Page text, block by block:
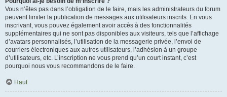
Vous n’êtes pas dans l’obligation de le faire, mais les administrateurs du forum
peuvent limiter la publication de messages aux utilisateurs inscrits. En vous
inscrivant, vous pouvez également avoir accès à des fonctionnalités
supplémentaires qui ne sont pas disponibles aux visiteurs, tels que l’affichage
d’avatars personnalisés, l’utilisation de la messagerie privée, l’envoi de
courriers électroniques aux autres utilisateurs, l’adhésion à un groupe
d’utilisateurs, etc. L’inscription ne vous prend qu’un court instant, c’est
pourquoi nous vous recommandons de le faire.
Haut